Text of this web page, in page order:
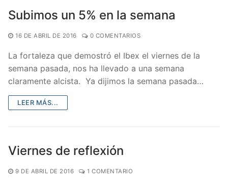
Subimos un 5% en la semana
16 DE ABRIL DE 2016 0 COMENTARIOS
La fortaleza que demostró el Ibex el viernes de la
semana pasada, nos ha llevado a una semana
claramente alcista. Ya dijimos la semana pasada…
LEER MÁS...
Viernes de reflexión
9 DE ABRIL DE 2016 1 COMENTARIO